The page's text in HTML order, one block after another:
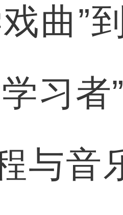
曲”
习
与音